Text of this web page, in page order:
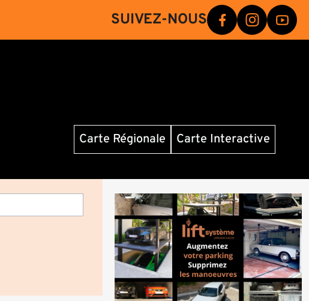
SUIVEZ-NOUS
Carte Régionale Carte Interactive